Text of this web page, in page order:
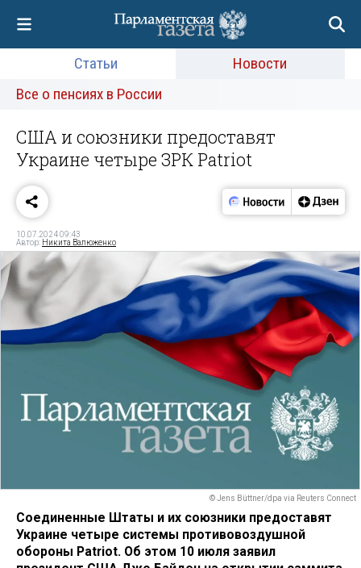
Статьи
Новости
Все о пенсиях в России
США и союзники предоставят
Украине четыре ЗРК Patriot
10.07.2024 09:43
Автор: Никита Валюженко
© Jens Büttner/dpa via Reuters Connect
Соединенные Штаты и их союзники предоставят
Украине четыре системы противовоздушной
обороны Patriot. Об этом 10 июля заявил